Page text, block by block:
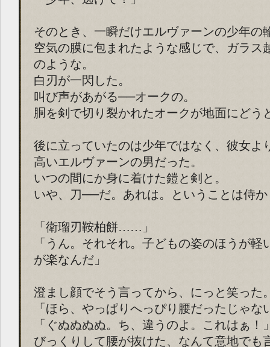
そのとき、一瞬だけエルヴァーンの少年の
空気の膜に包まれたような感じで、ガラス
のような。
白刃が一閃した。
叫び声があがる──オークの。
胴を剣で切り裂かれたオークが地面にどう
後に立っていたのは少年ではなく、彼女よ
高いエルヴァーンの男だった。
いつの間にか身に着けた鎧と剣と。
いや、刀──だ。あれは。ということは侍か
「衛瑠刃鞍柏餅……」
「うん。それそれ。子どもの姿のほうが軽
が楽なんだ」
澄まし顔でそう言ってから、にっと笑った
「ほら、やっぱりへっぴり腰だったじゃな
「ぐぬぬぬぬ。ち、違うのよ。これはぁ！
びっくりして腰が抜けた、なんて意地でも